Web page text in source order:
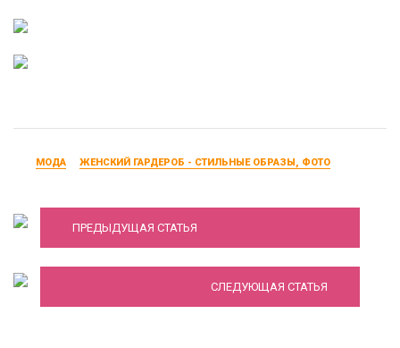
МОДА ЖЕНСКИЙ ГАРДЕРОБ - СТИЛЬНЫЕ ОБРАЗЫ, ФОТО
ПРЕДЫДУЩАЯ СТАТЬЯ
Какое вечернее платье подойдет для
вашего типа фигуры
СЛЕДУЮЩАЯ СТАТЬЯ